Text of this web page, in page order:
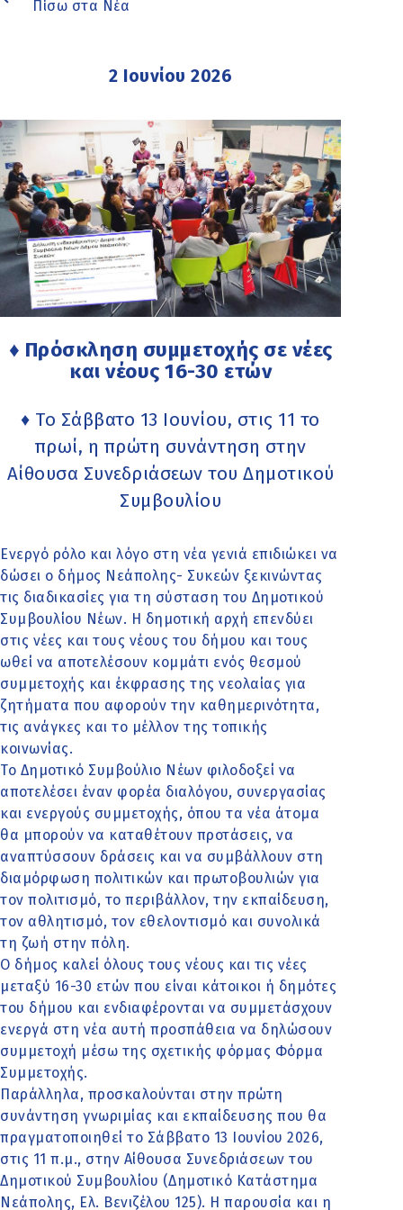
Πίσω στα Νέα
2 Ιουνίου 2026
♦ Πρόσκληση συμμετοχής σε νέες
και νέους 16-30 ετών
♦ Το Σάββατο 13 Ιουνίου, στις 11 το
πρωί, η πρώτη συνάντηση στην
Αίθουσα Συνεδριάσεων του Δημοτικού
Συμβουλίου
Ενεργό ρόλο και λόγο στη νέα γενιά επιδιώκει να
δώσει ο δήμος Νεάπολης- Συκεών ξεκινώντας
τις διαδικασίες για τη σύσταση του Δημοτικού
Συμβουλίου Νέων. Η δημοτική αρχή επενδύει
στις νέες και τους νέους του δήμου και τους
ωθεί να αποτελέσουν κομμάτι ενός θεσμού
συμμετοχής και έκφρασης της νεολαίας για
ζητήματα που αφορούν την καθημερινότητα,
τις ανάγκες και το μέλλον της τοπικής
κοινωνίας.
Το Δημοτικό Συμβούλιο Νέων φιλοδοξεί να
αποτελέσει έναν φορέα διαλόγου, συνεργασίας
και ενεργούς συμμετοχής, όπου τα νέα άτομα
θα μπορούν να καταθέτουν προτάσεις, να
αναπτύσσουν δράσεις και να συμβάλλουν στη
διαμόρφωση πολιτικών και πρωτοβουλιών για
τον πολιτισμό, το περιβάλλον, την εκπαίδευση,
τον αθλητισμό, τον εθελοντισμό και συνολικά
τη ζωή στην πόλη.
Ο δήμος καλεί όλους τους νέους και τις νέες
μεταξύ 16-30 ετών που είναι κάτοικοι ή δημότες
του δήμου και ενδιαφέρονται να συμμετάσχουν
ενεργά στη νέα αυτή προσπάθεια να δηλώσουν
συμμετοχή μέσω της σχετικής φόρμας Φόρμα
Συμμετοχής.
Παράλληλα, προσκαλούνται στην πρώτη
συνάντηση γνωριμίας και εκπαίδευσης που θα
πραγματοποιηθεί το Σάββατο 13 Ιουνίου 2026,
στις 11 π.μ., στην Αίθουσα Συνεδριάσεων του
Δημοτικού Συμβουλίου (Δημοτικό Κατάστημα
Νεάπολης, Ελ. Βενιζέλου 125). Η παρουσία και η